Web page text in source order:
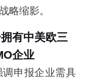
略缩影。
有中美欧三
企业
申报企业需具